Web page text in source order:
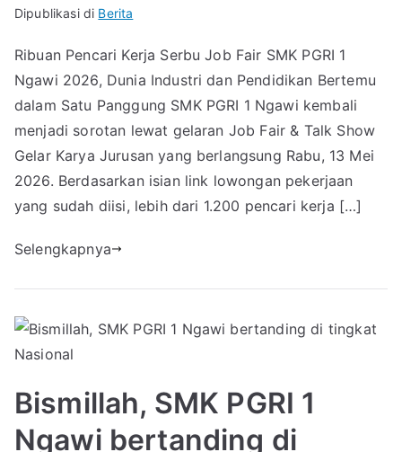
Dipublikasi di Berita
Ribuan Pencari Kerja Serbu Job Fair SMK PGRI 1
Ngawi 2026, Dunia Industri dan Pendidikan Bertemu
dalam Satu Panggung SMK PGRI 1 Ngawi kembali
menjadi sorotan lewat gelaran Job Fair & Talk Show
Gelar Karya Jurusan yang berlangsung Rabu, 13 Mei
2026. Berdasarkan isian link lowongan pekerjaan
yang sudah diisi, lebih dari 1.200 pencari kerja […]
Selengkapnya
Bismillah, SMK PGRI 1
Ngawi bertanding di